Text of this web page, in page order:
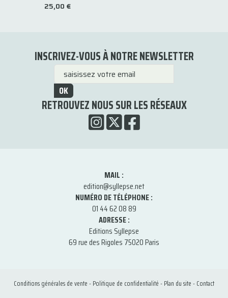
25,00 €
INSCRIVEZ-VOUS À NOTRE NEWSLETTER
OK
RETROUVEZ NOUS SUR LES RÉSEAUX
MAIL :
edition@syllepse.net
NUMÉRO DE TÉLÉPHONE :
01 44 62 08 89
ADRESSE :
Editions Syllepse
69 rue des Rigoles 75020 Paris
Conditions générales de vente-Politique de confidentialité-Plan du site-Contact